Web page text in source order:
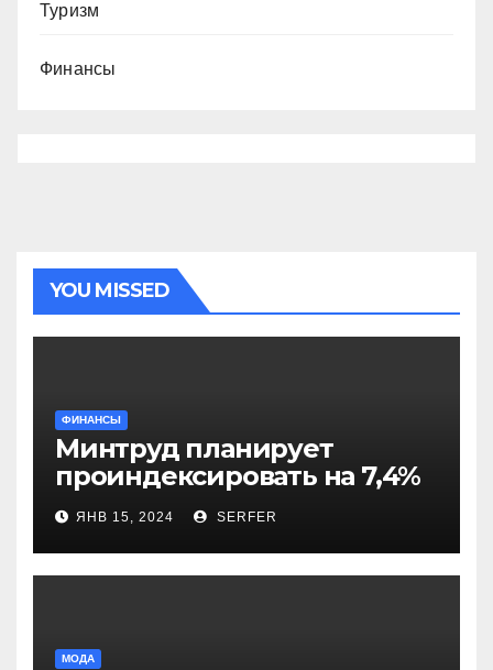
Туризм
Финансы
YOU MISSED
ФИНАНСЫ
Минтруд планирует
проиндексировать на 7,4%
более 40 выплат и
компенсаций
ЯНВ 15, 2024 SERFER
МОДА